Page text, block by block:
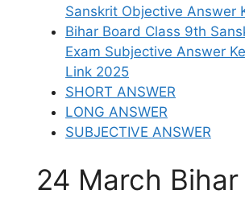
Sanskrit Objective Answer
Bihar Board Class 9th
Exam Subjective Answer
Link 2025
SHORT ANSWER
LONG ANSWER
SUBJECTIVE ANSWER
24 March Bihar